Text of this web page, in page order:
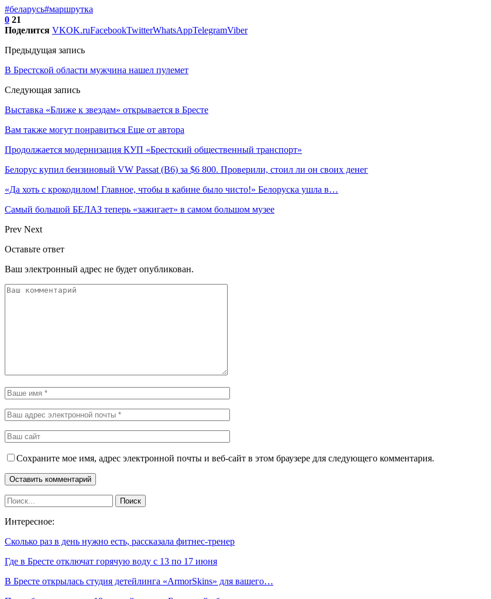
#беларусь#маршрутка
0 21
Поделится VKOK.ruFacebookTwitterWhatsAppTelegramViber
Предыдущая запись
В Брестской области мужчина нашел пулемет
Следующая запись
Выставка «Ближе к звездам» открывается в Бресте
Вам также могут понравиться Еще от автора
Продолжается модернизация КУП «Брестский общественный транспорт»
Белорус купил бензиновый VW Passat (B6) за $6 800. Проверили, стоил ли он своих денег
«Да хоть с крокодилом! Главное, чтобы в кабине было чисто!» Белоруска ушла в…
Самый большой БЕЛАЗ теперь «зажигает» в самом большом музее
Prev Next
Оставьте ответ
Ваш электронный адрес не будет опубликован.
Сохраните мое имя, адрес электронной почты и веб-сайт в этом браузере для следующего комментария.
Интересное:
Сколько раз в день нужно есть, рассказала фитнес-тренер
Где в Бресте отключат горячую воду с 13 по 17 июня
В Бресте открылась студия детейлинга «ArmorSkins» для вашего…